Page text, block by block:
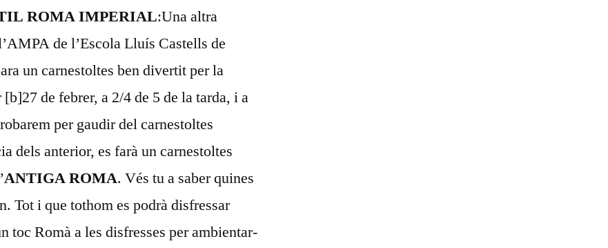
ROMA IMPERIAL:Una altra
de l’Escola Lluís Castells de
un carnestoltes ben divertit per la
de febrer, a 2/4 de 5 de la tarda, i a
per gaudir del carnestoltes
dels anterior, es farà un carnestoltes
ANTIGA ROMA. Vés tu a saber quines
Tot i que tothom es podrà disfressar
toc Romà a les disfresses per ambientar-